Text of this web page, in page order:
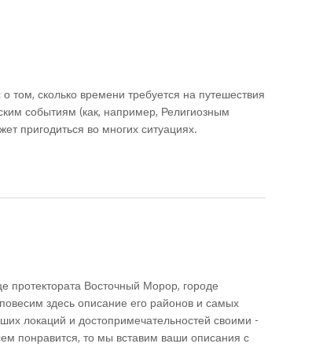
том, сколько времени требуется на путешествия
событиям (как, например, Религиозным
пригодиться во многих ситуациях.
протектората Восточный Морор, городе
здесь описание его районов и самых
локаций и достопримечательностей своими -
понравится, то мы вставим ваши описания с